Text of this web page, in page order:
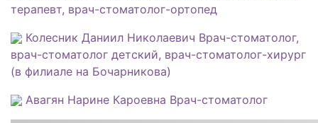
терапевт, врач-стоматолог-ортопед
Колесник Даниил Николаевич Врач-стоматолог,
врач-стоматолог детский, врач-стоматолог-хирург
(в филиале на Бочарникова)
Авагян Нарине Кароевна Врач-стоматолог